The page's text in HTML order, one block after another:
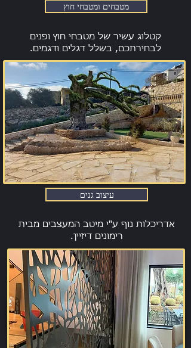
מטבחים ומטבחי חוץ
קטלוג עשיר של מטבחי חוץ ופנים
לבחירתכם, בשלל דגלים ודגמים.
עיצוב גנים
אדריכלות נוף ע"י מיטב המעצבים מבית
רימונים דיזיין.